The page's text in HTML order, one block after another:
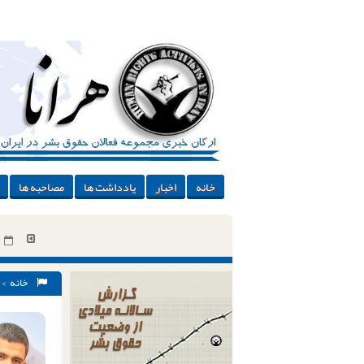
خانه اخبار یادداشت ها مصاحبه ها
خانه >